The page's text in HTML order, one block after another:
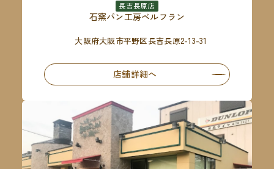
長吉長原店
石窯パン工房ベルフラン
大阪府大阪市平野区長吉長原2-13-31
店舗詳細へ